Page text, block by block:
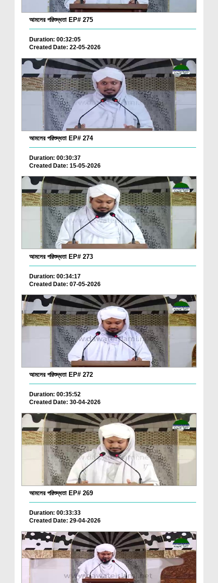
আমলের পরিশুদ্ধতা EP# 275
Duration: 00:32:05
Created Date: 22-05-2026
আমলের পরিশুদ্ধতা EP# 274
Duration: 00:30:37
Created Date: 15-05-2026
আমলের পরিশুদ্ধতা EP# 273
Duration: 00:34:17
Created Date: 07-05-2026
আমলের পরিশুদ্ধতা EP# 272
Duration: 00:35:52
Created Date: 30-04-2026
আমলের পরিশুদ্ধতা EP# 269
Duration: 00:33:33
Created Date: 29-04-2026